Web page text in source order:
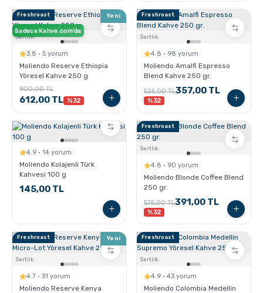
Soğuk Kahve
Sporcu Kahveleri
Freshroast Yeni
Sertlik:
Sadece Kahve.com'da
3.8 · 5 yorum
Moliendo Reserve Ethiopia
Yöresel Kahve 250 g
900,00 TL
612,00 TL %32
Freshroast
Sertlik:
4.8 · 98 yorum
Moliendo Amalfi Espresso
Blend Kahve 250 gr.
525,00 TL357,00 TL
%32
4.9 · 14 yorum
Moliendo Kolajenli Türk
Kahvesi 100 g
145,00 TL
Freshroast
Sertlik:
4.8 · 90 yorum
Moliendo Blonde Coffee Blend
250 gr.
575,00 TL391,00 TL
%32
Freshroast Yeni
Sertlik:
4.7 · 31 yorum
Moliendo Reserve Kenya
Freshroast
Sertlik:
4.9 · 43 yorum
Moliendo Colombia Medellin